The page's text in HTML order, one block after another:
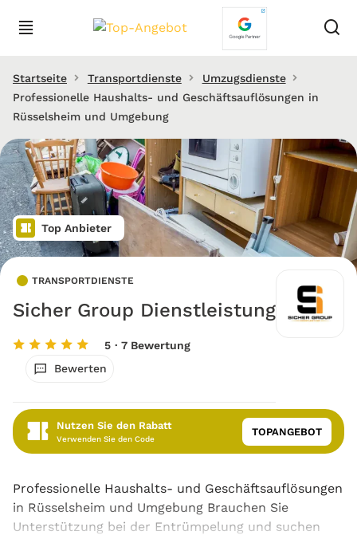
Startseite Transportdienste
Umzugsdienste
Professionelle Haushalts- und Geschäftsauflösungen in
Rüsselsheim und Umgebung
Top Anbieter
TRANSPORTDIENSTE
Sicher Group Dienstleistung
5 · 7 Bewertung
Bewerten
Nutzen Sie den Rabatt
Verwenden Sie den Code
TOPANGEBOT
Professionelle Haushalts- und Geschäftsauflösungen
in Rüsselsheim und Umgebung Brauchen Sie
Unterstützung bei der Entrümpelung und suchen